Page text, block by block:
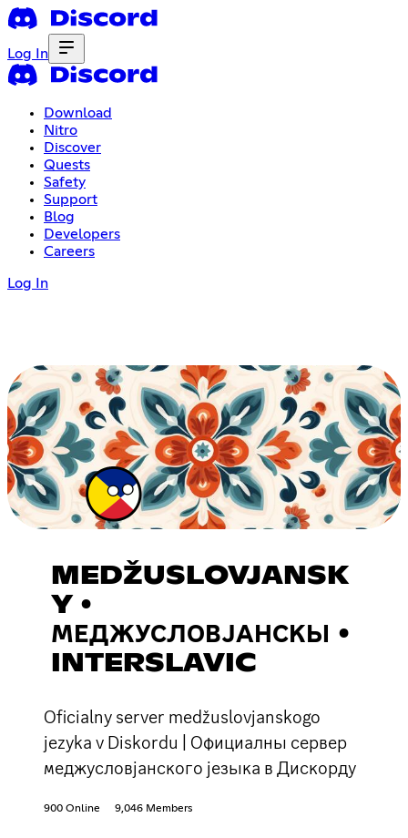
Log In
Download
Nitro
Discover
Quests
Safety
Support
Blog
Developers
Careers
Log In
MEDŽUSLOVJANSK
Y •
МЕДЖУСЛОВЈАНСКЫ •
INTERSLAVIC
Oficialny server medžuslovjanskogo
jezyka v Diskordu | Официалны сервер
меджусловјанского језыка в Дискорду
900 Online 9,046 Members